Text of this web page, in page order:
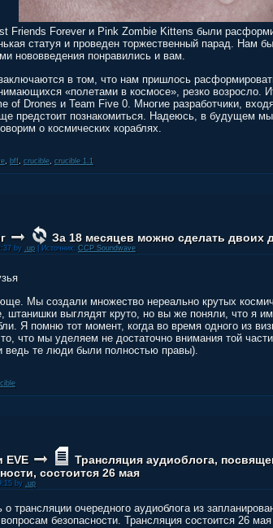
Friends Forever и Pink Zombie Kittens были
статуя и проведен торжественный парад. Нам
нововведения понравились и вам.
в том, что нам пришлось
«полетами в космосе», резко возросло.
of Drones и Team Five 0. Многие разработчики,
предстоит познакомиться. Надеюсь, в будущем
о космических кораблях.
, bff crucible, crucible 1.1
За 18 месяцев можно сделать двоих
by .up| Источник: CCP Soundwave
Мы создали множество нереально крутых
штанишки выглядят круто, но вы же поняли, что я
Я помню тот момент, когда во время одного из
что мы уделяем не достаточно внимания той
ведь те люди были полностью правы).
EVE
Трансляция аудиоблога,
состоится 26 мая
by .up
трансляции очередного аудиоблога из
безопасности. Трансляция состоится 26